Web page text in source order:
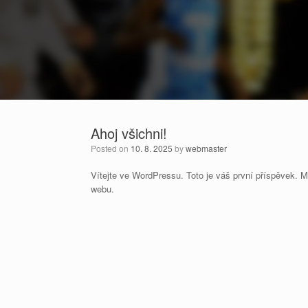
Ahoj všichni!
Posted on 10. 8. 2025 bywebmaster
Vítejte ve WordPressu. Toto je váš první příspěvek.
webu.